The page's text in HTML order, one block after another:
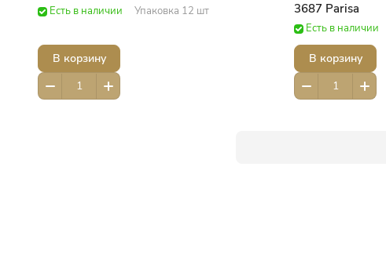
Есть в наличии Упаковка 12 шт
В корзину
3687 Parisa
Есть в наличии
В корзину